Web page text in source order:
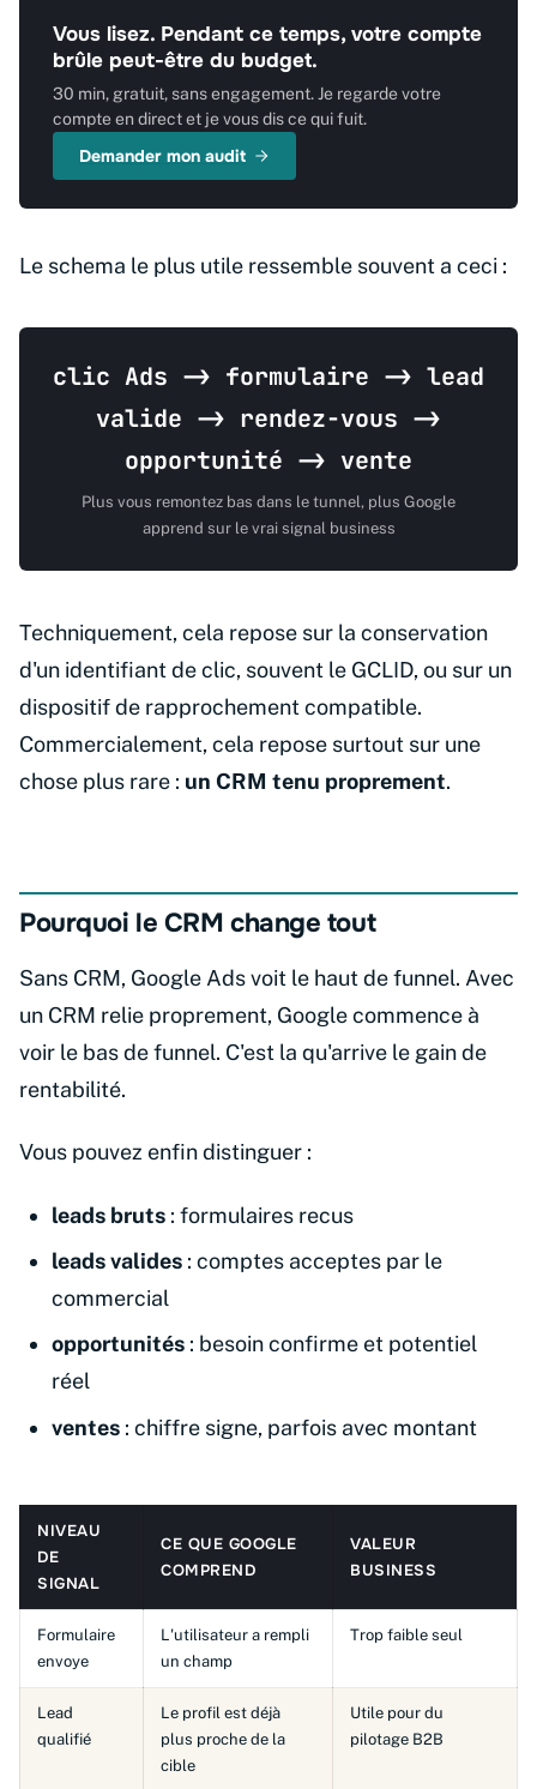
Vous lisez. Pendant ce temps, votre compte
brûle peut-être du budget.
30 min, gratuit, sans engagement. Je regarde votre
compte en direct et je vous dis ce qui fuit.
Demander mon audit
Le schema le plus utile ressemble souvent a ceci :
clic Ads -> formulaire -> lead
valide -> rendez-vous ->
opportunité -> vente
Plus vous remontez bas dans le tunnel, plus Google
apprend sur le vrai signal business
Techniquement, cela repose sur la conservation
d'un identifiant de clic, souvent le GCLID, ou sur un
dispositif de rapprochement compatible.
Commercialement, cela repose surtout sur une
chose plus rare : un CRM tenu proprement.
Pourquoi le CRM change tout
Sans CRM, Google Ads voit le haut de funnel. Avec
un CRM relie proprement, Google commence à
voir le bas de funnel. C'est la qu'arrive le gain de
rentabilité.
Vous pouvez enfin distinguer :
leads bruts : formulaires recus
leads valides : comptes acceptes par le
commercial
opportunités : besoin confirme et potentiel
réel
ventes : chiffre signe, parfois avec montant
NIVEAU
DE
SIGNAL
CE QUE GOOGLE
COMPREND
VALEUR
BUSINESS
Formulaire
envoye
L'utilisateur a rempli
un champ
Trop faible seul
Lead
qualifié
Le profil est déjà
plus proche de la
cible
Utile pour du
pilotage B2B